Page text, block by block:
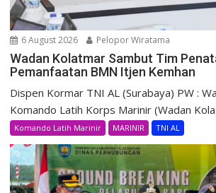
6 August 2026 Pelopor Wiratama
Wadan Kolatmar Sambut Tim
Pemanfaatan BMN Itjen Kemhan
Dispen Kormar TNI AL (Surabaya) PW :
Komando Latih Korps Marinir (Wadan
Komando Latih Marinir MARINIR TNI AL